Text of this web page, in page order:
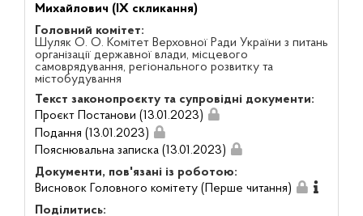
Михайлович (IX скликання)
Головний комітет:
Шуляк О. О. Комітет Верховної Ради України з питань
організації державної влади, місцевого
самоврядування, регіонального розвитку та
містобудування
Текст законопроєкту та супровідні документи:
Проєкт Постанови (13.01.2023)
Подання (13.01.2023)
Пояснювальна записка (13.01.2023)
Документи, пов'язані із роботою:
Висновок Головного комітету (Перше читання)
Поділитись: